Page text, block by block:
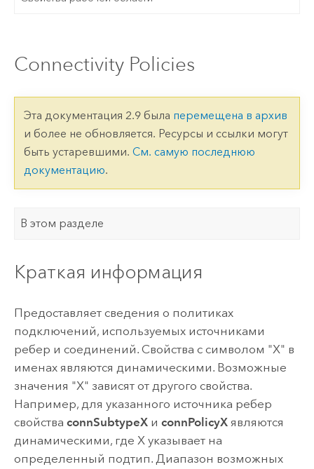
Connectivity Policies
Эта документация 2.9 была перемещена в архив
и более не обновляется. Ресурсы и ссылки могут
быть устаревшими. См. самую последнюю
документацию.
В этом разделе
Краткая информация
Предоставляет сведения о политиках
подключений, используемых источниками
ребер и соединений. Свойства с символом "X" в
именах являются динамическими. Возможные
значения "X" зависят от другого свойства.
Например, для указанного источника ребер
свойства connSubtypeXи connPolicyXявляются
динамическими, где X указывает на
определенный подтип. Диапазон возможных